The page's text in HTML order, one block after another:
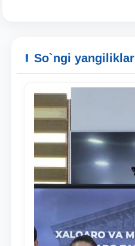
So`ngi yangiliklar